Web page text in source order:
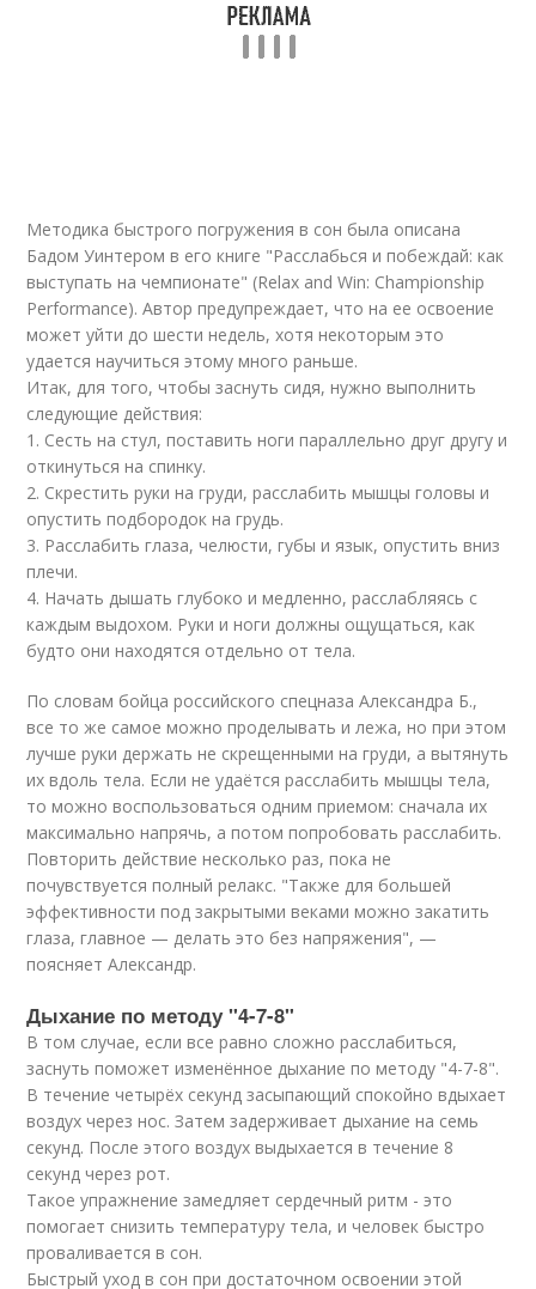
Методика быстрого погружения в сон была описана
Бадом Уинтером в его книге "Расслабься и побеждай: как
выступать на чемпионате" (Relax and Win: Championship
Performance). Автор предупреждает, что на ее освоение
может уйти до шести недель, хотя некоторым это
удается научиться этому много раньше.
Итак, для того, чтобы заснуть сидя, нужно выполнить
следующие действия:
1. Сесть на стул, поставить ноги параллельно друг другу и
откинуться на спинку.
2. Скрестить руки на груди, расслабить мышцы головы и
опустить подбородок на грудь.
3. Расслабить глаза, челюсти, губы и язык, опустить вниз
плечи.
4. Начать дышать глубоко и медленно, расслабляясь с
каждым выдохом. Руки и ноги должны ощущаться, как
будто они находятся отдельно от тела.
По словам бойца российского спецназа Александра Б.,
все то же самое можно проделывать и лежа, но при этом
лучше руки держать не скрещенными на груди, а вытянуть
их вдоль тела. Если не удаётся расслабить мышцы тела,
то можно воспользоваться одним приемом: сначала их
максимально напрячь, а потом попробовать расслабить.
Повторить действие несколько раз, пока не
почувствуется полный релакс. "Также для большей
эффективности под закрытыми веками можно закатить
глаза, главное — делать это без напряжения", —
поясняет Александр.
Дыхание по методу "4-7-8"
В том случае, если все равно сложно расслабиться,
заснуть поможет изменённое дыхание по методу "4-7-8".
В течение четырёх секунд засыпающий спокойно вдыхает
воздух через нос. Затем задерживает дыхание на семь
секунд. После этого воздух выдыхается в течение 8
секунд через рот.
Такое упражнение замедляет сердечный ритм - это
помогает снизить температуру тела, и человек быстро
проваливается в сон.
Быстрый уход в сон при достаточном освоении этой